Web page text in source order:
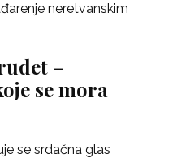
neretvanskim
–
se mora
se srdačna glas